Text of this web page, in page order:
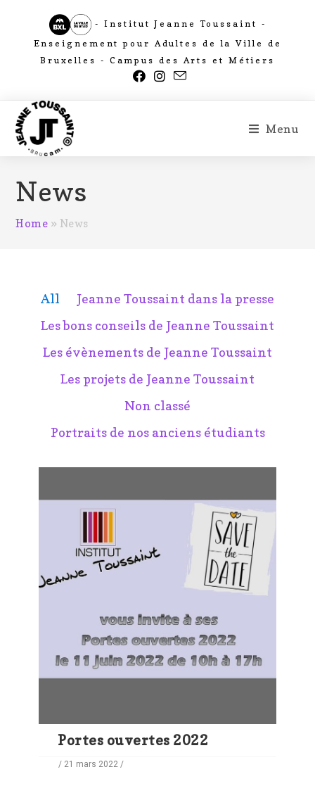
- Institut Jeanne Toussaint -
Enseignement pour Adultes de la Ville de
Bruxelles - Campus des Arts et Métiers
Menu
News
Home » News
All
Jeanne Toussaint dans la presse
Les bons conseils de Jeanne Toussaint
Les évènements de Jeanne Toussaint
Les projets de Jeanne Toussaint
Non classé
Portraits de nos anciens étudiants
Portes ouvertes 2022
/ 21 mars 2022 /